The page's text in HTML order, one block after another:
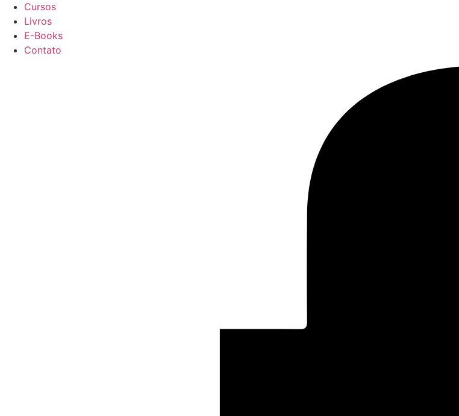
Cursos
Livros
E-Books
Contato